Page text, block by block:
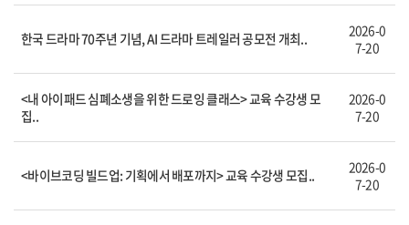
한국 드라마 70주년 기념, AI 드라마 트레일러 공모전 개최..
2026-0
7-20
<내 아이패드 심폐소생을 위한 드로잉 클래스> 교육 수강생 모
집..
2026-0
7-20
<바이브코딩 빌드업: 기획에서 배포까지> 교육 수강생 모집..
2026-0
7-20